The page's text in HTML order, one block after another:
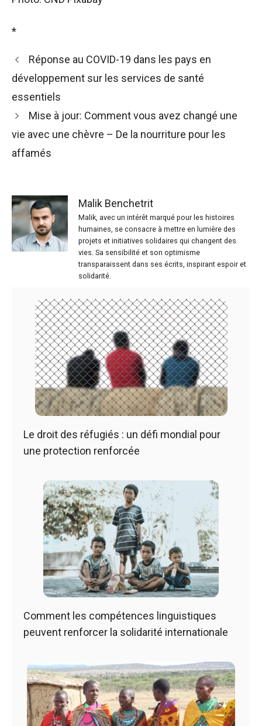
*
Réponse au COVID-19 dans les pays en
développement sur les services de santé
essentiels
Mise à jour: Comment vous avez changé une
vie avec une chèvre – De la nourriture pour les
affamés
Malik Benchetrit
Malik, avec un intérêt marqué pour les histoires
humaines, se consacre à mettre en lumière des
projets et initiatives solidaires qui changent des
vies. Sa sensibilité et son optimisme
transparaissent dans ses écrits, inspirant espoir et
solidarité.
Le droit des réfugiés : un défi mondial pour
une protection renforcée
Comment les compétences linguistiques
peuvent renforcer la solidarité internationale